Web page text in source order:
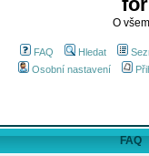
O
FAQ Hledat
Osobní nastavení
FAQ